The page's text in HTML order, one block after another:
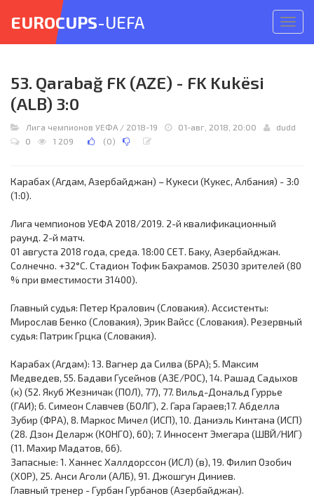
меню
EUROCUPS-UEFA
53. Qarabağ FK (AZE) - FK Kukësi
(ALB) 3:0
Лига чемпионов УЕФА / 2018-19 01-авг, 2018, 20:00
dudd
0
1 209 (0)
Карабах (Агдам, Азербайджан) – Кукеси (Кукес, Албания) - 3:0
(1:0).
Лига чемпионов УЕФА 2018/2019. 2-й квалификационный
раунд. 2-й матч.
01 августа 2018 года, среда. 18:00 СЕТ. Баку, Азербайджан.
Солнечно. +32°C. Стадион Тофик Бахрамов. 25030 зрителей (80
% при вместимости 31400).
Главный судья: Петер Кралович (Словакия). Ассистенты:
Мирослав Бенко (Словакия), Эрик Вайсс (Словакия). Резервный
судья: Патрик Грцка (Словакия).
Карабах (Агдам): 13. Вагнер да Силва (БРА); 5. Максим
Медведев, 55. Бадави Гусейнов (АЗЕ/РОС), 14. Рашад Садыхов
(к) (52. Якуб Жезничак (ПОЛ), 77), 77. Вильд-Дональд Гуррье
(ГАИ); 6. Симеон Славчев (БОЛГ), 2. Гара Гараев;17. Абделла
Зубир (ФРА), 8. Маркос Мичел (ИСП), 10. Даниэль Кинтана (ИСП)
(28. Дзон Деларж (КОНГО), 60); 7. Инносент Эмегара (ШВЙ/НИГ)
(11. Махир Мадатов, 66).
Запасные: 1. Ханнес Халлдорссон (ИСЛ) (в), 19. Филип Озобич
(ХОР), 25. Анси Аголи (АЛБ), 91. Джошгун Диниев.
Главный тренер - Гурбан Гурбанов (Азербайджан).